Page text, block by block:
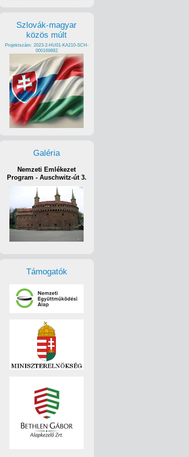
Szlovák-magyar
közös múlt
Projektszám: 2023-2-HU01-KA210-SCH-
000169882
Galéria
Nemzeti Emlékezet
Program - Auschwitz-út 3.
Támogatók